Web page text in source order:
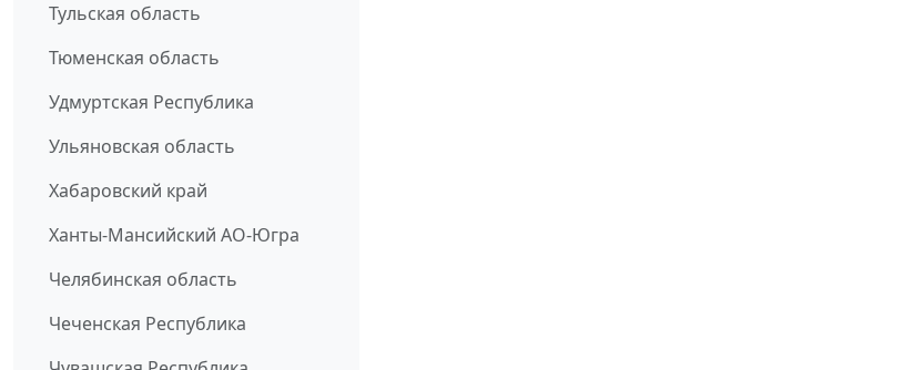
Тульская область
Тюменская область
Удмуртская Республика
Ульяновская область
Хабаровский край
Ханты-Мансийский АО-Югра
Челябинская область
Чеченская Республика